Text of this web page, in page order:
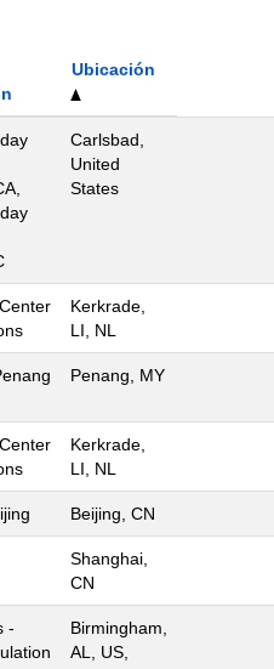
Ubicación
Carlsbad,
United
States
Kerkrade,
LI, NL
Penang, MY
Kerkrade,
LI, NL
Beijing, CN
Shanghai,
CN
-
Birmingham,
AL, US,